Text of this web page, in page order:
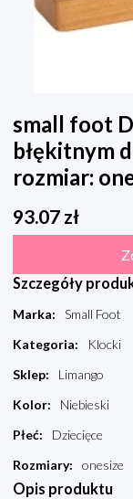
small foot
błękitnym
rozmiar:
93.07 zł
Szczegóły
Marka:
Small Foot
Kategoria:
Klocki
Sklep:
Limango
Kolor:
Niebieski
Płeć:
Dziecięce
Rozmiary: onesize
Opis produktu